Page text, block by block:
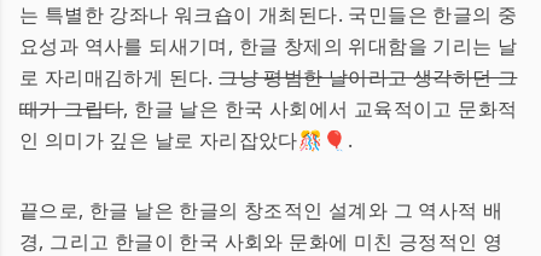
는 특별한 강좌나 워크숍이 개최된다. 국민들은 한글의 중
요성과 역사를 되새기며, 한글 창제의 위대함을 기리는 날
로 자리매김하게 된다.그냥 평범한 날이라고 생각하던 그
때가 그립다, 한글 날은 한국 사회에서 교육적이고 문화적
인 의미가 깊은 날로 자리잡았다🎊🎈.
끝으로, 한글 날은 한글의 창조적인 설계와 그 역사적 배
경, 그리고 한글이 한국 사회와 문화에 미친 긍정적인 영